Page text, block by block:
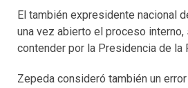
El también expresidente nacional
una vez abierto el proceso interno,
contender por la Presidencia de la
Zepeda consideró también un